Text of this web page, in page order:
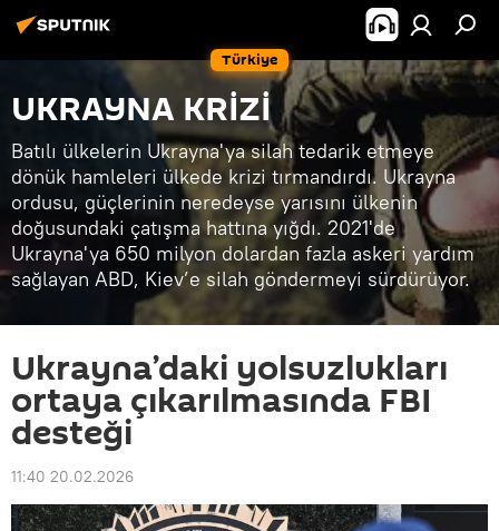
Türkiye
UKRAYNA KRİZİ
Batılı ülkelerin Ukrayna'ya silah tedarik etmeye
dönük hamleleri ülkede krizi tırmandırdı. Ukrayna
ordusu, güçlerinin neredeyse yarısını ülkenin
doğusundaki çatışma hattına yığdı. 2021'de
Ukrayna'ya 650 milyon dolardan fazla askeri yardım
sağlayan ABD, Kiev’e silah göndermeyi sürdürüyor.
Ukrayna’daki yolsuzlukları
ortaya çıkarılmasında FBI
desteği
11:40 20.02.2026